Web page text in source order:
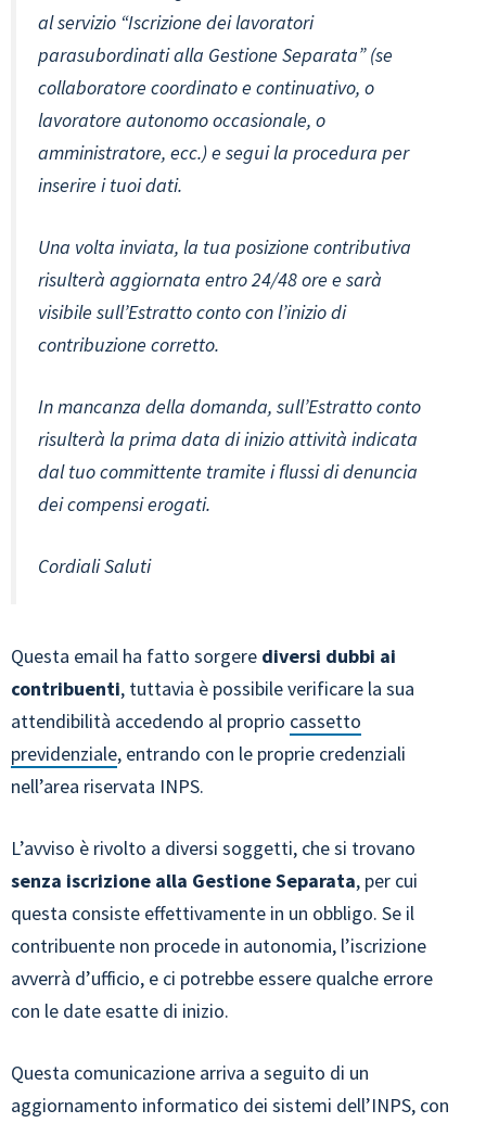
al servizio “Iscrizione dei lavoratori
parasubordinati alla Gestione Separata” (se
collaboratore coordinato e continuativo, o
lavoratore autonomo occasionale, o
amministratore, ecc.) e segui la procedura per
inserire i tuoi dati.
Una volta inviata, la tua posizione contributiva
risulterà aggiornata entro 24/48 ore e sarà
visibile sull’Estratto conto con l’inizio di
contribuzione corretto.
In mancanza della domanda, sull’Estratto conto
risulterà la prima data di inizio attività indicata
dal tuo committente tramite i flussi di denuncia
dei compensi erogati.
Cordiali Saluti
Questa email ha fatto sorgere diversi dubbi ai
contribuenti, tuttavia è possibile verificare la sua
attendibilità accedendo al proprio cassetto
previdenziale, entrando con le proprie credenziali
nell’area riservata INPS.
L’avviso è rivolto a diversi soggetti, che si trovano
senza iscrizione alla Gestione Separata, per cui
questa consiste effettivamente in un obbligo. Se il
contribuente non procede in autonomia, l’iscrizione
avverrà d’ufficio, e ci potrebbe essere qualche errore
con le date esatte di inizio.
Questa comunicazione arriva a seguito di un
aggiornamento informatico dei sistemi dell’INPS, con